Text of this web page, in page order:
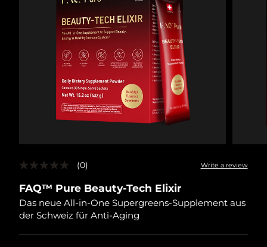
No
value
Same
page
link.
(0) Write a review
FAQ™ Pure Beauty-Tech Elixir
Das neue All-in-One Supergreens-Supplement aus
der Schweiz für Anti-Aging